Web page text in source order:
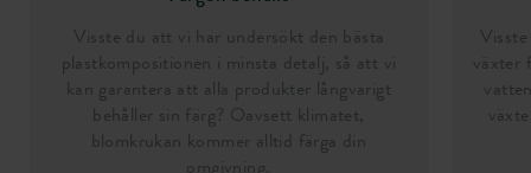
Visste du att vi har undersökt den bästa
plastkompositionen i minsta detalj, så att vi
kan garantera att alla produkter långvarigt
behåller sin färg? Oavsett klimatet,
blomkrukan kommer alltid färga din
omgivning.
växter